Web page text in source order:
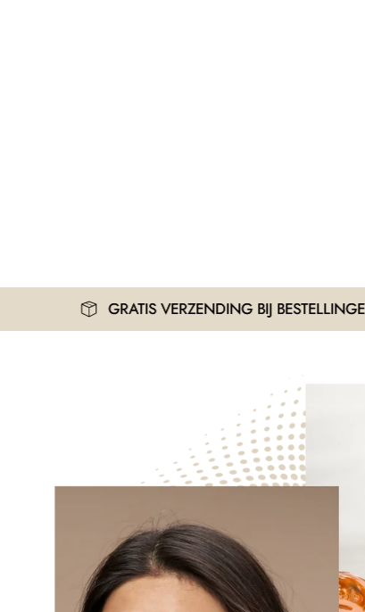
GRATIS VERZENDING BIJ BESTELLINGEN VANAF 30€